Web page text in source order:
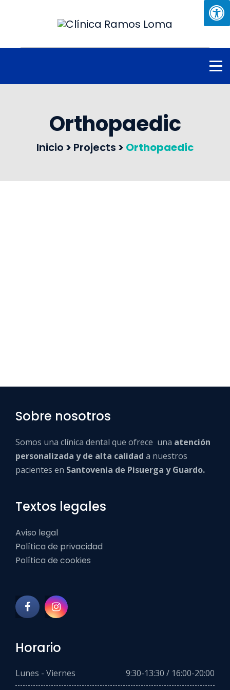
Orthopaedic
Inicio > Projects > Orthopaedic
Sobre nosotros
Somos una clínica dental que ofrece una atención
personalizada y de alta calidad a nuestros
pacientes en Santovenia de Pisuerga y Guardo.
Textos legales
Aviso legal
Política de privacidad
Política de cookies
Horario
Lunes - Viernes 9:30-13:30 / 16:00-20:00